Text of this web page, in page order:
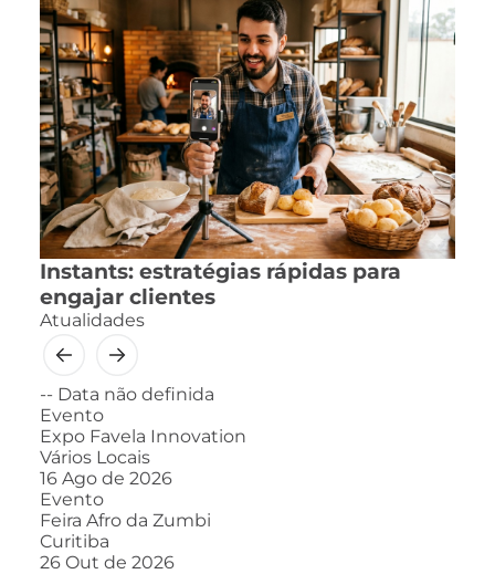
Instants: estratégias rápidas para
engajar clientes
Atualidades
-- Data não definida
Evento
Expo Favela Innovation
Vários Locais
16 Ago de 2026
Evento
Feira Afro da Zumbi
Curitiba
26 Out de 2026